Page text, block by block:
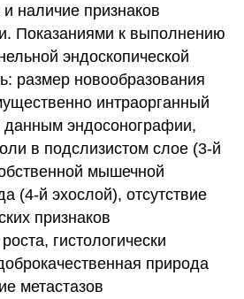
наличие признаков
Показаниями к выполнению
эндоскопической
размер новообразования
интраорганный
данным эндосонографии,
в подслизистом слое (3-й
мышечной
(4-й эхослой), отсутствие
признаков
гистологически
природа
метастазов